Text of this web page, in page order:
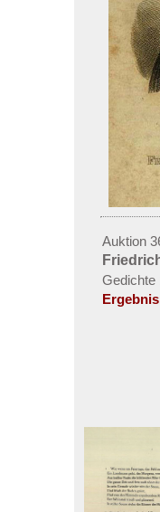
Auktion
Gedichte